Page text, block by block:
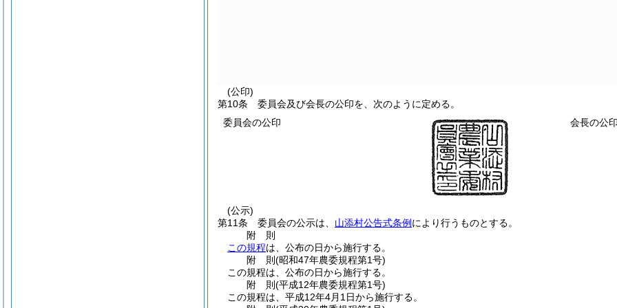
(公印)
第10条
委員会及び会長の公印を、次のように定める。
委員会の公印
会長の公
(公示)
第11条
委員会の公示は、 山添村公告式条例 により行うものとする。
附 則
この規程は、公布の日から施行する。
附 則(昭和47年農委規程第1号)
この規程は、公布の日から施行する。
附 則(平成12年農委規程第1号)
この規程は、平成12年4月1日から施行する。